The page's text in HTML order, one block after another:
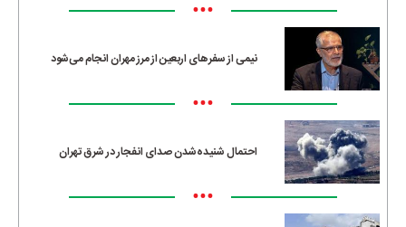
•••
نیمی از سفرهای اربعین از مرز مهران انجام می‌شود
•••
احتمال شنیده‌شدن صدای انفجار در شرق تهران
•••